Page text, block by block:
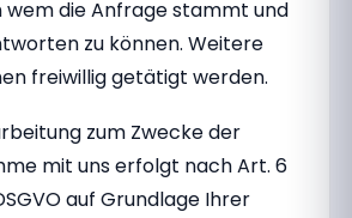
wem die Anfrage stammt und
zu können. Weitere
freiwillig getätigt werden.
zum Zwecke der
mit uns erfolgt nach Art. 6
auf Grundlage Ihrer